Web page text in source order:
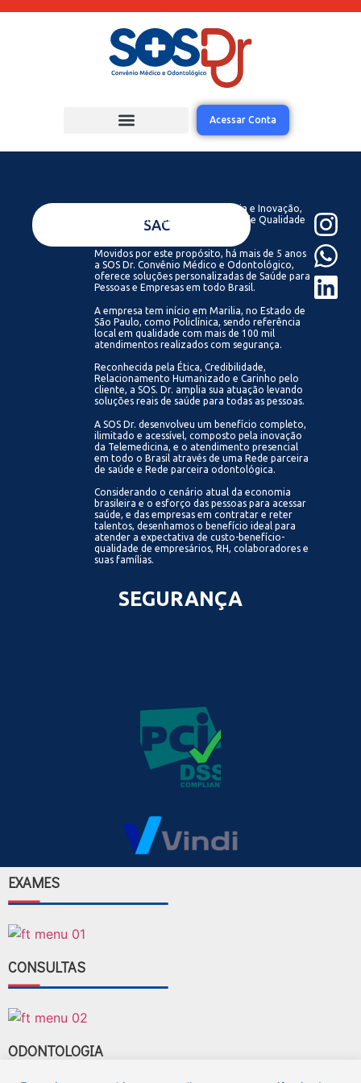
Acessar Conta
VENDASSAC
Acreditamos que com Tecnologia e Inovação,
todos podem ter acesso a Saúde de Qualidade
Movidos por este propósito, há mais de 5 anos
a SOS Dr. Convênio Médico e Odontológico,
oferece soluções personalizadas de Saúde para
Pessoas e Empresas em todo Brasil.
A empresa tem início em Marilia, no Estado de
São Paulo, como Policlínica, sendo referência
local em qualidade com mais de 100 mil
atendimentos realizados com segurança.
Reconhecida pela Ética, Credibilidade,
Relacionamento Humanizado e Carinho pelo
cliente, a SOS. Dr. amplia sua atuação levando
soluções reais de saúde para todas as pessoas.
A SOS Dr. desenvolveu um benefício completo,
ilimitado e acessível, composto pela inovação
da Telemedicina, e o atendimento presencial
em todo o Brasil através de uma Rede parceira
de saúde e Rede parceira odontológica.
Considerando o cenário atual da economia
brasileira e o esforço das pessoas para acessar
saúde, e das empresas em contratar e reter
talentos, desenhamos o benefício ideal para
atender a expectativa de custo-benefício-
qualidade de empresários, RH, colaboradores e
suas famílias.
SEGURANÇA
EXAMES
CONSULTAS
ODONTOLOGIA